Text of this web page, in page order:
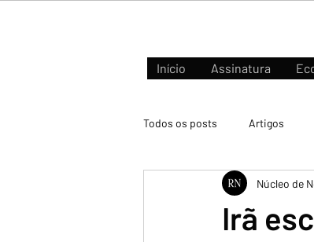
Início Assinatura
Todos os posts Artigos
Negócios e Mercados
Irã
Núcleo de